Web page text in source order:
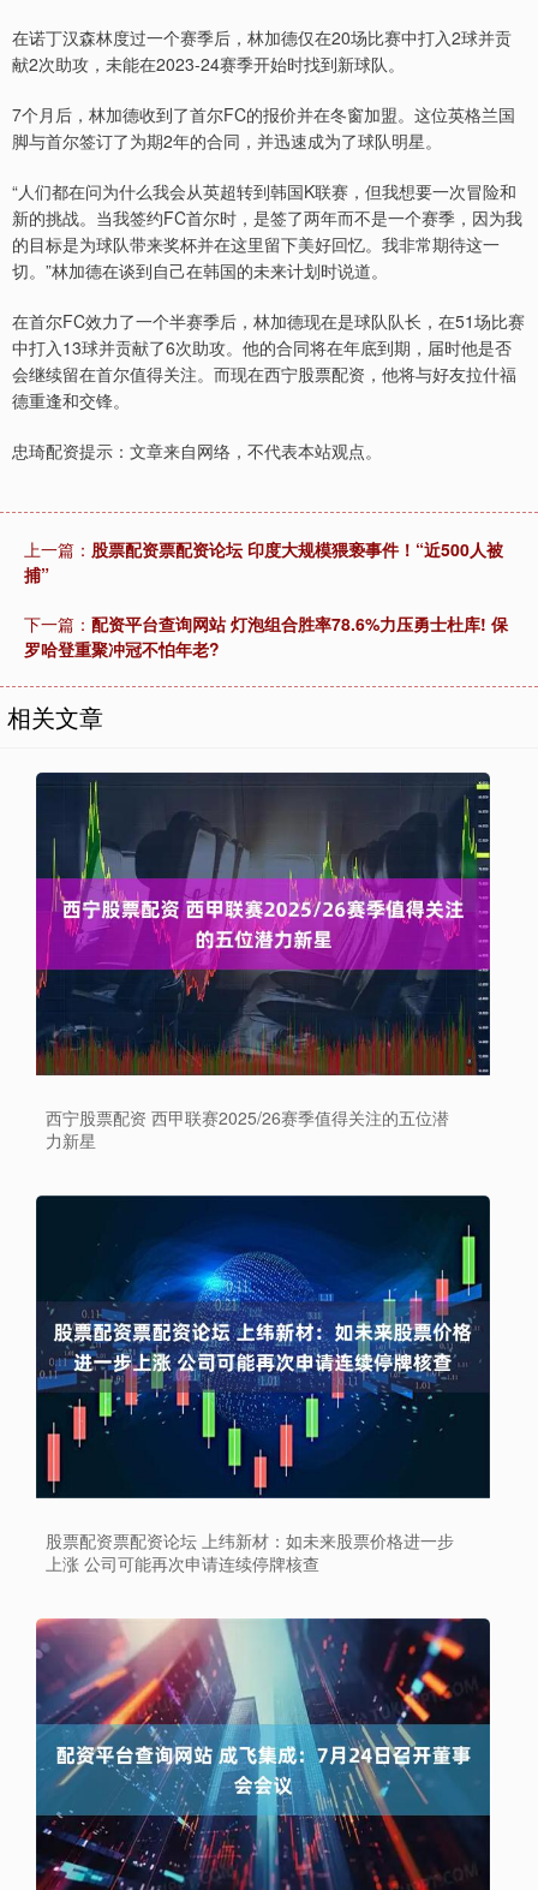
在诺丁汉森林度过一个赛季后，林加德仅在20场比赛中打入2球并贡
献2次助攻，未能在2023-24赛季开始时找到新球队。
7个月后，林加德收到了首尔FC的报价并在冬窗加盟。这位英格兰国
脚与首尔签订了为期2年的合同，并迅速成为了球队明星。
“人们都在问为什么我会从英超转到韩国K联赛，但我想要一次冒险和
新的挑战。当我签约FC首尔时，是签了两年而不是一个赛季，因为我
的目标是为球队带来奖杯并在这里留下美好回忆。我非常期待这一
切。”林加德在谈到自己在韩国的未来计划时说道。
在首尔FC效力了一个半赛季后，林加德现在是球队队长，在51场比赛
中打入13球并贡献了6次助攻。他的合同将在年底到期，届时他是否
会继续留在首尔值得关注。而现在西宁股票配资，他将与好友拉什福
德重逢和交锋。
忠琦配资提示：文章来自网络，不代表本站观点。
上一篇： 股票配资票配资论坛 印度大规模猥亵事件！“近500人被
捕”
下一篇： 配资平台查询网站 灯泡组合胜率78.6%力压勇士杜库! 保
罗哈登重聚冲冠不怕年老?
相关文章
西宁股票配资 西甲联赛2025/26赛季值得关注的五位潜
力新星
股票配资票配资论坛 上纬新材：如未来股票价格进一步
上涨 公司可能再次申请连续停牌核查